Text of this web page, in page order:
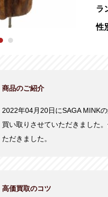
ラ
性
商品のご紹介
2022年04月20日にSAGA MINK
買い取りさせていただきました
ただきました。
高価買取のコツ